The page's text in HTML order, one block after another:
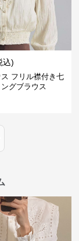
込)
フリル襟付き七
グブラウス